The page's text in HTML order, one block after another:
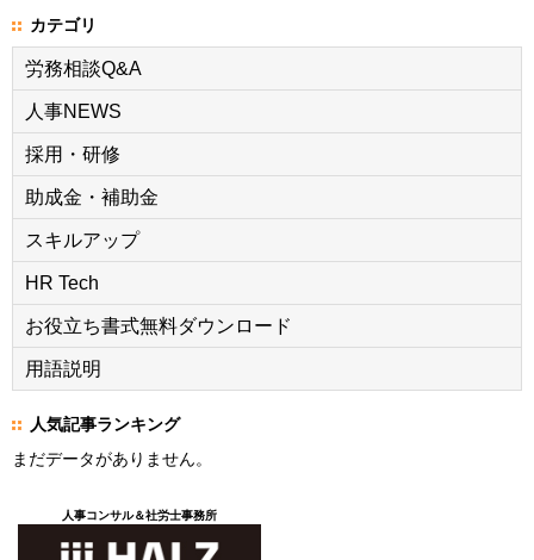
カテゴリ
労務相談Q&A
人事NEWS
採用・研修
助成金・補助金
スキルアップ
HR Tech
お役立ち書式無料ダウンロード
用語説明
人気記事ランキング
まだデータがありません。
人事コンサル＆社労士事務所